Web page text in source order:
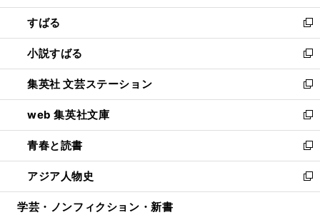
開
く
ウ
で
開
く
ン
ド
ウ
で
開
く
すばる
新
し
い
ウ
ィ
ン
ド
ウ
で
開
く
小説すばる
新
し
い
ウ
ィ
ン
ド
ウ
で
開
集英社 文芸ステーション
新
し
い
ウ
ィ
ン
ド
ウ
web 集英社文庫
新
し
い
ウ
ィ
ン
青春と読書
新
し
い
ウ
アジア人物史
新
し
学芸・ノンフィクション・新書